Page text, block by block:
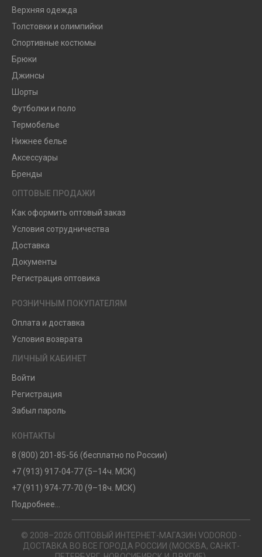
Верхняя одежда
Толстовки и олимпийки
Спортивные костюмы
Брюки
Джинсы
Шорты
Футболки и поло
Термобелье
Нижнее белье
Аксессуары
Бренды
ОПТОВЫЕ ПРОДАЖИ
Как оформить оптовый заказ
Условия сотрудничества
Доставка
Документы
Регистрация оптовика
РОЗНИЧНЫМ ПОКУПАТЕЛЯМ
Оплата и доставка
Условия возврата
ЛИЧНЫЙ КАБИНЕТ
Войти
Регистрация
Забыл пароль
КОНТАКТЫ
8 (800) 201-85-56 (бесплатно по России)
+7 (913) 917-04-77 (5–14ч. МСК)
+7 (911) 974-77-70 (9–18ч. МСК)
Подробнее...
© 2008–2026 ОПТОВЫЙ ИНТЕРНЕТ-МАГАЗИН VODOROD -
ДОСТАВКА ВО ВСЕ ГОРОДА РОССИИ (МОСКВА, САНКТ-